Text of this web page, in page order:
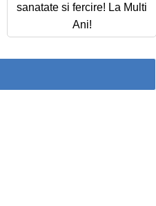
sanatate si fercire! La Multi
Ani!